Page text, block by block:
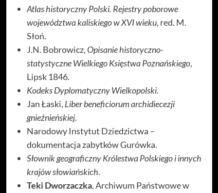
Atlas historyczny Polski. Rejestry poborowe
województwa kaliskiego w XVI wieku, red. M.
Słoń.
J.N. Bobrowicz, Opisanie historyczno-
statystyczne Wielkiego Księstwa Poznańskiego,
Lipsk 1846.
Kodeks Dyplomatyczny Wielkopolski.
Jan Łaski, Liber beneficiorum archidiecezji
gnieźnieńskiej.
Narodowy Instytut Dziedzictwa –
dokumentacja zabytków Gurówka.
Słownik geograficzny Królestwa Polskiego i innych
krajów słowiańskich.
Teki Dworzaczka, Archiwum Państwowe w